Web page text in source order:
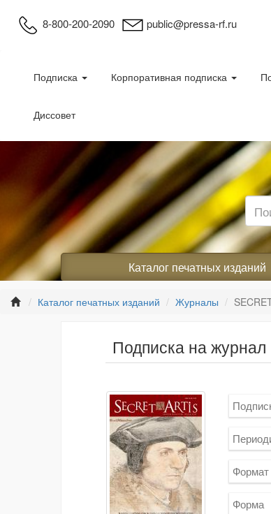
8-800-200-2090 public@pressa-rf.ru
Подписка Корпоративная подписка
Диссовет
Каталог печатных изданий
Каталог печатных изданий Журналы
Подписка на
Формат
Форма